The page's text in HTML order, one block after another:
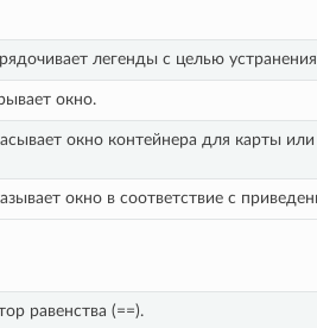
легенды с целью
окно.
окно контейнера для карты
окно в соответствие с
равенства (==).